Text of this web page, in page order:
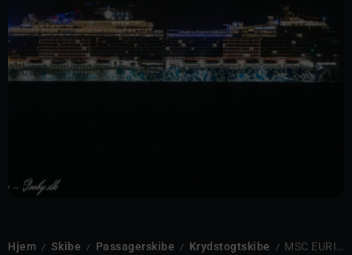
Hjem / Skibe / Passagerskibe / Krydstogtskibe / MSC EURIBIA på vej til København fra Kiel d. 23. september 2023